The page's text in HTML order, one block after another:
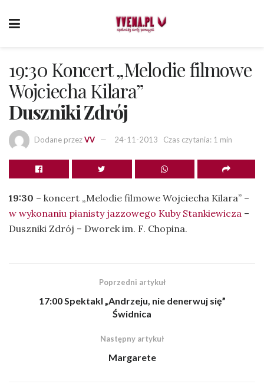
19:30 Koncert „Melodie filmowe
Wojciecha Kilara”
Duszniki Zdrój
Dodane przezVV 24-11-2013 Czas czytania: 1 min
19:30 – koncert „Melodie filmowe Wojciecha Kilara” –
w wykonaniu pianisty jazzowego Kuby Stankiewicza –
Duszniki Zdrój – Dworek im. F. Chopina.
Poprzedni artykuł
17:00 Spektakl „Andrzeju, nie denerwuj się”
Świdnica
Następny artykuł
Margarete